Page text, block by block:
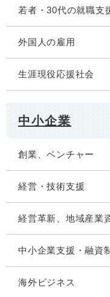
若者・30代の就職支
外国人の雇用
生涯現役応援社会
中小企業
創業、ベンチャー
経営・技術支援
経営革新、地域産業
中小企業支援・融資
海外ビジネス